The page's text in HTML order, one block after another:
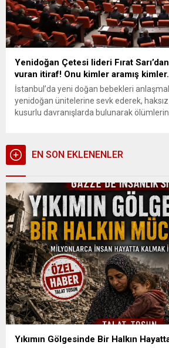
Yenidoğan Çetesi lideri Fırat
vuran itiraf! Onu kimler aramış
İstanbul’da yeni doğan bebekleri
yenidoğan ünitelerine sevk ederek,
kusurlu davranışlarda bulunarak
de arardı, herkes aradı. Çünkü yoğun
Haksız kazanç sağlamak...
EN SON EKLENENLER
Yıkımın Gölgesinde Bir Halkın